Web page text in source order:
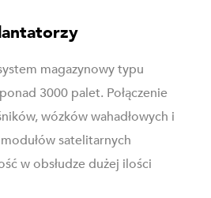
magazynowy typu
3000 palet. Połączenie
wózków wahadłowych i
satelitarnych
w obsłudze dużej ilości